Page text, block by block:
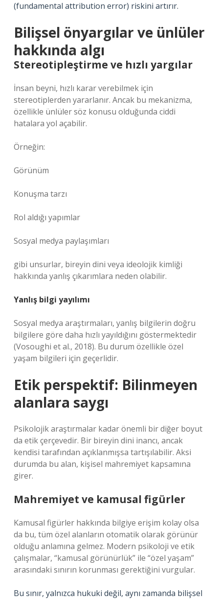
(fundamental attribution error) riskini artırır.
Bilişsel önyargılar ve ünlüler
hakkında algı
Stereotipleştirme ve hızlı yargılar
İnsan beyni, hızlı karar verebilmek için
stereotiplerden yararlanır. Ancak bu mekanizma,
özellikle ünlüler söz konusu olduğunda ciddi
hatalara yol açabilir.
Örneğin:
Görünüm
Konuşma tarzı
Rol aldığı yapımlar
Sosyal medya paylaşımları
gibi unsurlar, bireyin dini veya ideolojik kimliği
hakkında yanlış çıkarımlara neden olabilir.
Yanlış bilgi yayılımı
Sosyal medya araştırmaları, yanlış bilgilerin doğru
bilgilere göre daha hızlı yayıldığını göstermektedir
(Vosoughi et al., 2018). Bu durum özellikle özel
yaşam bilgileri için geçerlidir.
Etik perspektif: Bilinmeyen
alanlara saygı
Psikolojik araştırmalar kadar önemli bir diğer boyut
da etik çerçevedir. Bir bireyin dini inancı, ancak
kendisi tarafından açıklanmışsa tartışılabilir. Aksi
durumda bu alan, kişisel mahremiyet kapsamına
girer.
Mahremiyet ve kamusal figürler
Kamusal figürler hakkında bilgiye erişim kolay olsa
da bu, tüm özel alanların otomatik olarak görünür
olduğu anlamına gelmez. Modern psikoloji ve etik
çalışmalar, “kamusal görünürlük” ile “özel yaşam”
arasındaki sınırın korunması gerektiğini vurgular.
Bu sınır, yalnızca hukuki değil, aynı zamanda bilişsel